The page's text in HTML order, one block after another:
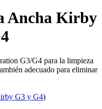
Ancha Kirby
G3/G4 para la limpieza
adecuado para eliminar
G3 y G4)